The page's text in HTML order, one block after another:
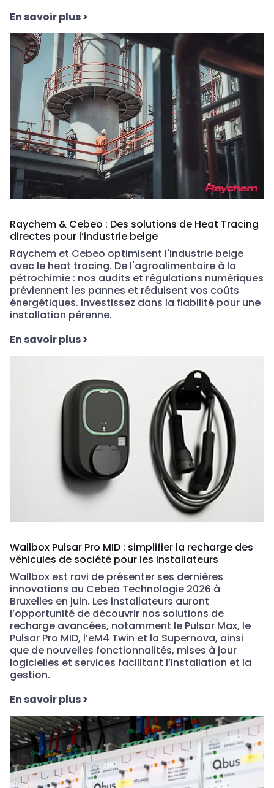
En savoir plus>
Raychem & Cebeo : Des solutions de Heat Tracing
directes pour l’industrie belge
Raychem et Cebeo optimisent l'industrie belge
avec le heat tracing. De l'agroalimentaire à la
pétrochimie : nos audits et régulations numériques
préviennent les pannes et réduisent vos coûts
énergétiques. Investissez dans la fiabilité pour une
installation pérenne.
En savoir plus>
Wallbox Pulsar Pro MID : simplifier la recharge des
véhicules de société pour les installateurs
Wallbox est ravi de présenter ses dernières
innovations au Cebeo Technologie 2026 à
Bruxelles en juin. Les installateurs auront
l’opportunité de découvrir nos solutions de
recharge avancées, notamment le Pulsar Max, le
Pulsar Pro MID, l’eM4 Twin et la Supernova, ainsi
que de nouvelles fonctionnalités, mises à jour
logicielles et services facilitant l’installation et la
gestion.
En savoir plus>